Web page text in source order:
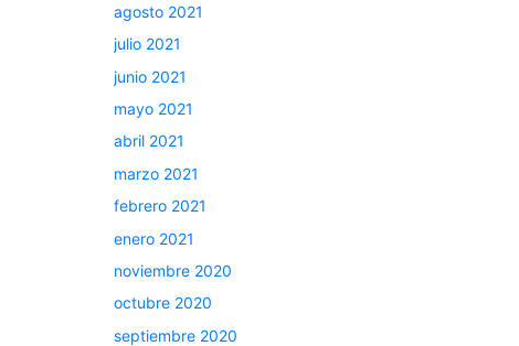
agosto 2021
julio 2021
junio 2021
mayo 2021
abril 2021
marzo 2021
febrero 2021
enero 2021
noviembre 2020
octubre 2020
septiembre 2020